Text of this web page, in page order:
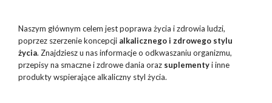
Naszym głównym celem jest poprawa życia i zdrowia ludzi,
poprzez szerzenie koncepcji alkalicznego i zdrowego stylu
życia. Znajdziesz u nas informacje o odkwaszaniu organizmu,
przepisy na smaczne i zdrowe dania oraz suplementyi inne
produkty wspierające alkaliczny styl życia.